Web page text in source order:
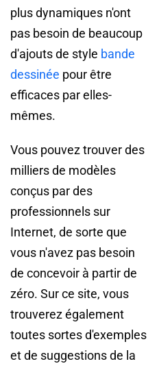
plus dynamiques n'ont
pas besoin de beaucoup
d'ajouts de style bande
dessinée pour être
efficaces par elles-
mêmes.
Vous pouvez trouver des
milliers de modèles
conçus par des
professionnels sur
Internet, de sorte que
vous n'avez pas besoin
de concevoir à partir de
zéro. Sur ce site, vous
trouverez également
toutes sortes d'exemples
et de suggestions de la